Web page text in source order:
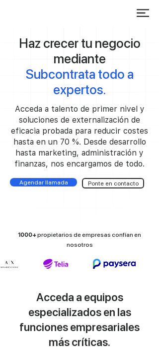
Haz crecer tu negocio
mediante
Subcontrata todo a
expertos.
Acceda a talento de primer nivel y
soluciones de externalización de
eficacia probada para reducir costes
hasta en un 70 %. Desde desarrollo
hasta marketing, administración y
finanzas, nos encargamos de todo.
Agendar llamada Ponte en contacto
1000+propietarios de empresas confían en
nosotros
Acceda a equipos
especializados en las
funciones empresariales
más críticas.